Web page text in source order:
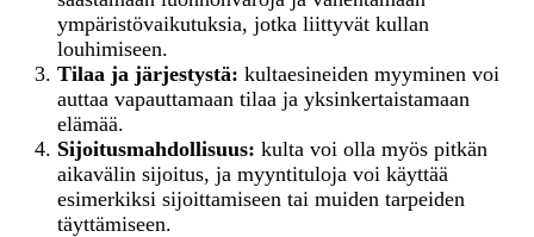
ympäristövaikutuksia, jotka liittyvät kullan
louhimiseen.
Tilaa ja järjestystä: kultaesineiden myyminen voi
auttaa vapauttamaan tilaa ja yksinkertaistamaan
elämää.
Sijoitusmahdollisuus: kulta voi olla myös pitkän
aikavälin sijoitus, ja myyntituloja voi käyttää
esimerkiksi sijoittamiseen tai muiden tarpeiden
täyttämiseen.